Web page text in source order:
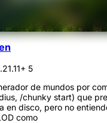
+ 5
de mundos por
/chunky start) que
en disco, pero no
como